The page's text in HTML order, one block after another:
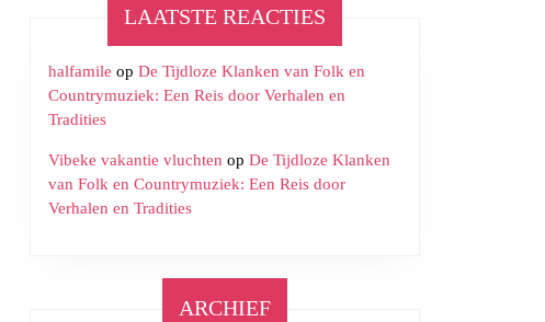
LAATSTE REACTIES
halfamile op De Tijdloze Klanken van Folk en
Countrymuziek: Een Reis door Verhalen en
Tradities
Vibeke vakantie vluchten op De Tijdloze Klanken
van Folk en Countrymuziek: Een Reis door
Verhalen en Tradities
ARCHIEF